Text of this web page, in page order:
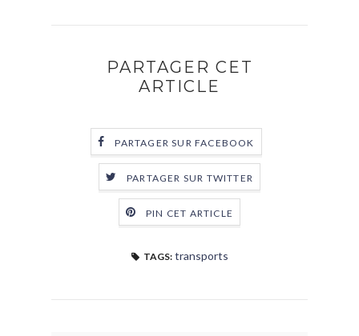
PARTAGER CET
ARTICLE
PARTAGER SUR FACEBOOK
PARTAGER SUR TWITTER
PIN CET ARTICLE
TAGS: transports